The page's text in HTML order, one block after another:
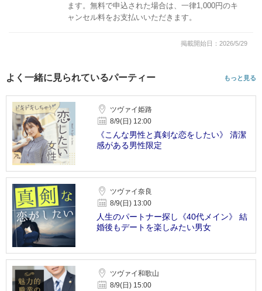
ます。無料で申込された場合は、一律1,000円のキ
ャンセル料をお支払いいただきます。
掲載開始日：2026/5/29
よく一緒に見られているパーティー もっと見る
ツヴァイ姫路
8/9(日) 12:00
《こんな男性と真剣な恋をしたい》 清潔
感がある男性限定
ツヴァイ奈良
8/9(日) 13:00
人生のパートナー探し《40代メイン》 結
婚後もデートを楽しみたい男女
ツヴァイ和歌山
8/9(日) 15:00